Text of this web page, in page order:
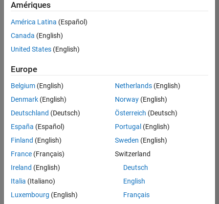
Enregistrer
sélectionnées
Les
descriptions
poste
n’ont
pas
été
traduites.
Effectuez
Amériques
América Latina (Español)
Canada (English)
United States (English)
Europe
Belgium (English)
Denmark (English)
Deutschland (Deutsch)
España (Español)
Finland (English)
France (Français)
Ireland (English)
Italia (Italiano)
Luxembourg (English)
Netherlands(English)
Norway(English)
Österreich (Deutsch)
Portugal (English)
Sweden (English)
Switzerland
Deutsch
English
Français